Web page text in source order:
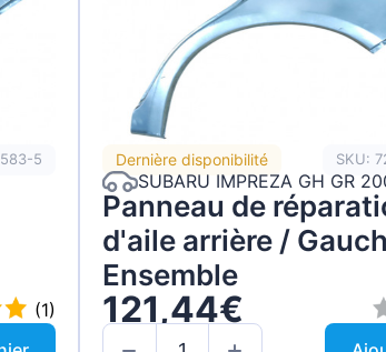
5
(1)
Dernière disponibilité SKU:
SUBARU IMPREZA GH GR
Panneau de
d'aile arrière /
Ensemble
121,44€